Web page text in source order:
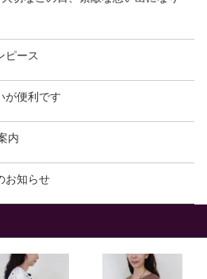
ピース
が便利です
内
お知らせ